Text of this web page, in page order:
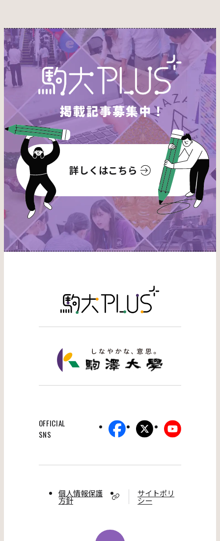
詳しくはこちら
OFFICIAL
SNS
個人情報保護
方針
サイトポリ
シー